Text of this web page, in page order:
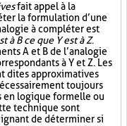
fait appel à la
la formulation d’une
à compléter est
à B ce que Y est à Z.
A et B de l’analogie
à Y et Z. Les
dites approximatives
toujours
en logique formelle ou
technique sont
de déterminer si